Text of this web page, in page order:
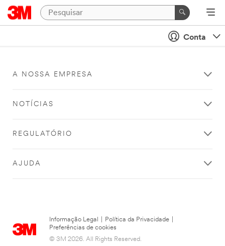
Conta
A NOSSA EMPRESA
NOTÍCIAS
REGULATÓRIO
AJUDA
Informação Legal Política da Privacidade
Preferências de cookies
© 3M 2026. All Rights Reserved.